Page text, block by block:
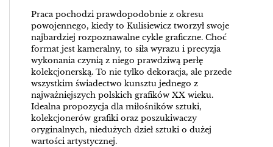
Praca pochodzi prawdopodobnie z okresu
powojennego, kiedy to Kulisiewicz tworzył swoje
najbardziej rozpoznawalne cykle graficzne. Choć
format jest kameralny, to siła wyrazu i precyzja
wykonania czynią z niego prawdziwą perłę
kolekcjonerską. To nie tylko dekoracja, ale przede
wszystkim świadectwo kunsztu jednego z
najważniejszych polskich grafików XX wieku.
Idealna propozycja dla miłośników sztuki,
kolekcjonerów grafiki oraz poszukiwaczy
oryginalnych, niedużych dzieł sztuki o dużej
wartości artystycznej.